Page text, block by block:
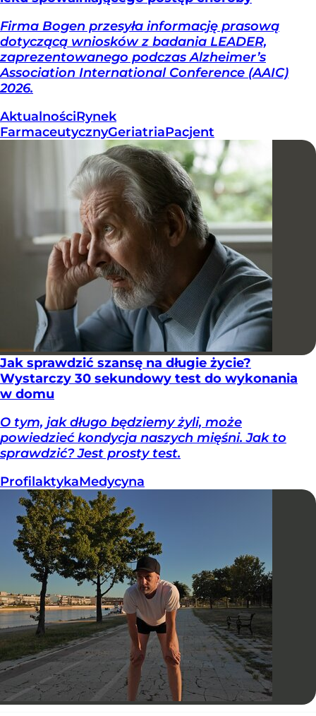
Firma Bogen przesyła informację prasową
dotyczącą wniosków z badania LEADER,
zaprezentowanego podczas Alzheimer’s
Association International Conference (AAIC)
2026.
AktualnościRynek
FarmaceutycznyGeriatriaPacjent
Jak sprawdzić szansę na długie życie?
Wystarczy 30 sekundowy test do wykonania
w domu
O tym, jak długo będziemy żyli, może
powiedzieć kondycja naszych mięśni. Jak to
sprawdzić? Jest prosty test.
ProfilaktykaMedycyna